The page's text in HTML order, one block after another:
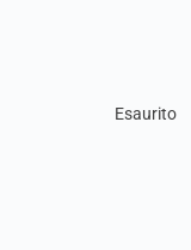
Esaurito